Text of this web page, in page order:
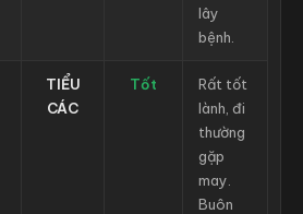
lây
bệnh.
TIỂU
CÁC
Tốt
Rất tốt
lành, đi
thường
gặp
may.
Buôn